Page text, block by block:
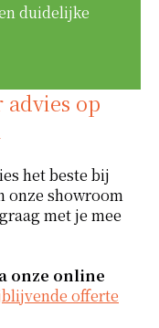
duidelijke
op
het beste bij
onze showroom
met je mee
onze online
offerte